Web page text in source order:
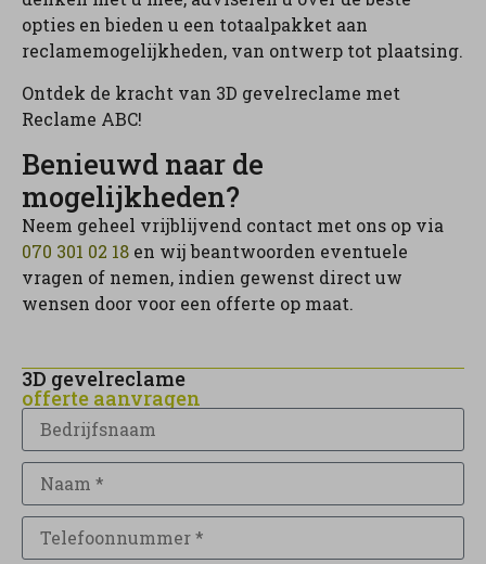
opties en bieden u een totaalpakket aan
reclamemogelijkheden, van ontwerp tot plaatsing.
Ontdek de kracht van 3D gevelreclame met
Reclame ABC!
Benieuwd naar de
mogelijkheden?
Neem geheel vrijblijvend contact met ons op via
070 301 02 18 en wij beantwoorden eventuele
vragen of nemen, indien gewenst direct uw
wensen door voor een offerte op maat.
3D gevelreclame
offerte aanvragen